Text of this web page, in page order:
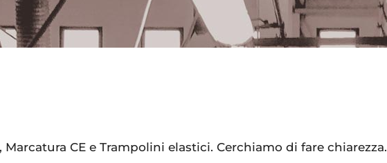
Marcatura CE e Trampolini elastici. Cerchiamo di fare chiarezza.